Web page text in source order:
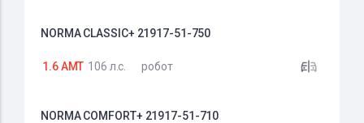
NORMA CLASSIC+ 21917-51-750
1.6 AMT 106 л.с. робот
NORMA COMFORT+ 21917-51-710